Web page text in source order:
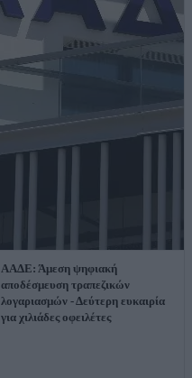
ΑΑΔΕ: Άμεση ψηφιακή
αποδέσμευση τραπεζικών
λογαριασμών - Δεύτερη ευκαιρία
για χιλιάδες οφειλέτες